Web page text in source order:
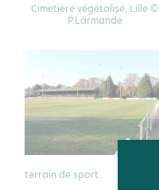
Cimetière végétalisé, Lille ©
P.Larmande
terrain de sport